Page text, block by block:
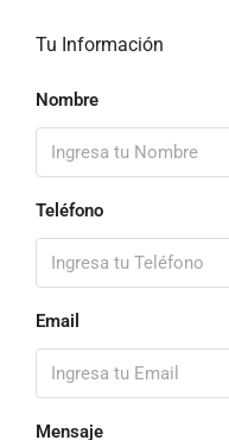
Tu Información
Nombre
Teléfono
Email
Mensaje